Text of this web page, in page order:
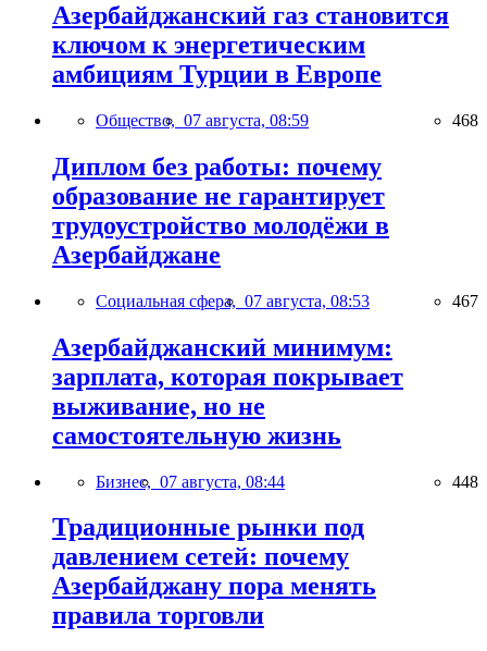
Азербайджанский газ становится
ключом к энергетическим
амбициям Турции в Европе
Общество, 07 августа, 08:59 468
Диплом без работы: почему
образование не гарантирует
трудоустройство молодёжи в
Азербайджане
Социальная сфера, 07 августа, 08:53 467
Азербайджанский минимум:
зарплата, которая покрывает
выживание, но не
самостоятельную жизнь
Бизнес, 07 августа, 08:44 448
Традиционные рынки под
давлением сетей: почему
Азербайджану пора менять
правила торговли